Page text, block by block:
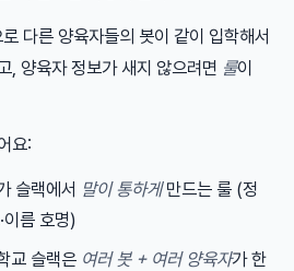
다른 양육자들의 봇이 같이 입학해서
, 양육자 정보가 새지 않으려면 룰이
요:
슬랙에서 말이 통하게만드는 룰 (정
이름 호명)
교 슬랙은 여러 봇 + 여러 양육자가 한